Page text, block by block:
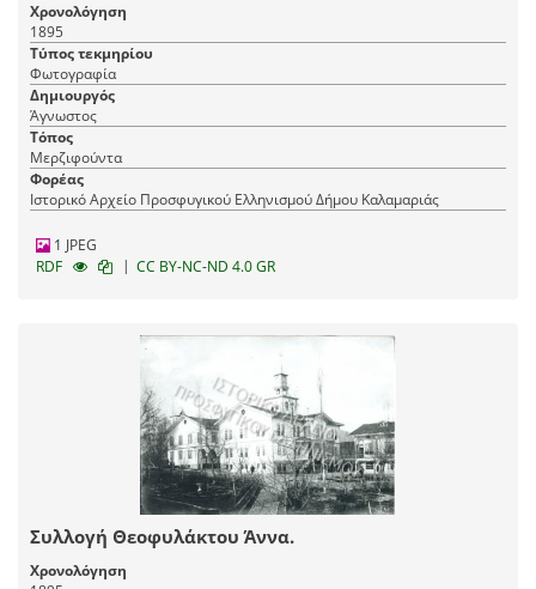
Χρονολόγηση
1895
Τύπος τεκμηρίου
Φωτογραφία
Δημιουργός
Άγνωστος
Τόπος
Μερζιφούντα
Φορέας
Ιστορικό Αρχείο Προσφυγικού Ελληνισμού Δήμου Καλαμαριάς
1 JPEG
RDF
| CC BY-NC-ND 4.0 GR
Συλλογή Θεοφυλάκτου Άννα.
Χρονολόγηση